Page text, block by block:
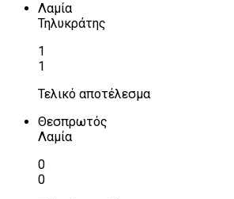
Λαμία
Τηλυκράτης
1
1
Τελικό αποτέλεσμα
Θεσπρωτός
Λαμία
0
0